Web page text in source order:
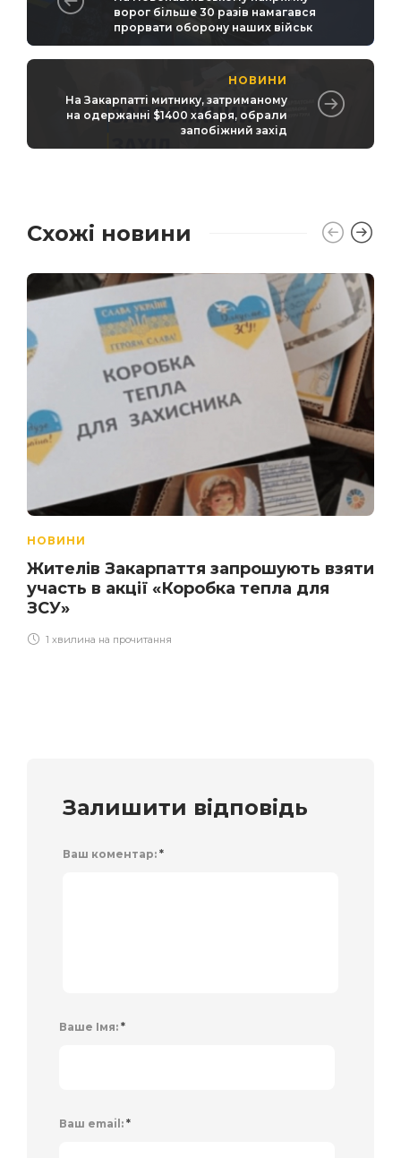
ворог більше 30 разів намагався
прорвати оборону наших військ
НОВИНИ
На Закарпатті митнику, затриманому
на одержанні $1400 хабаря, обрали
запобіжний захід
Схожі новини
НОВИНИ
Жителів Закарпаття запрошують взяти
участь в акції «Коробка тепла для
ЗСУ»
1 хвилина на прочитання
Залишити відповідь
Ваш коментар: *
Ваше Імя: *
Ваш email: *